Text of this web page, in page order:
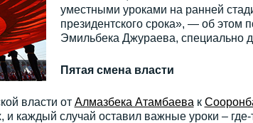
уместными уроками на ранней
президентского срока», — об этом
Эмильбека Джураева, специально
Пятая смена власти
власти от Алмазбека Атамбаева к
и каждый случай оставил важные уроки –